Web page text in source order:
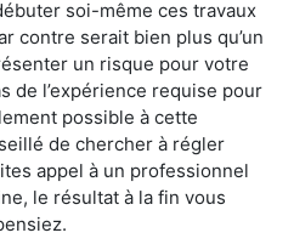
soi-même ces travaux
contre serait bien plus qu’un
un risque pour votre
de l’expérience requise pour
possible à cette
de chercher à régler
appel à un professionnel
le résultat à la fin vous